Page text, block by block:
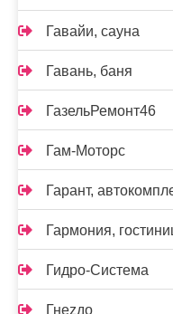
Гавайи, сауна
Гавань, баня
ГазельРемонт46
Гам-Моторс
Гарант,
Гармония,
Гидро-Система
Гнеzдо